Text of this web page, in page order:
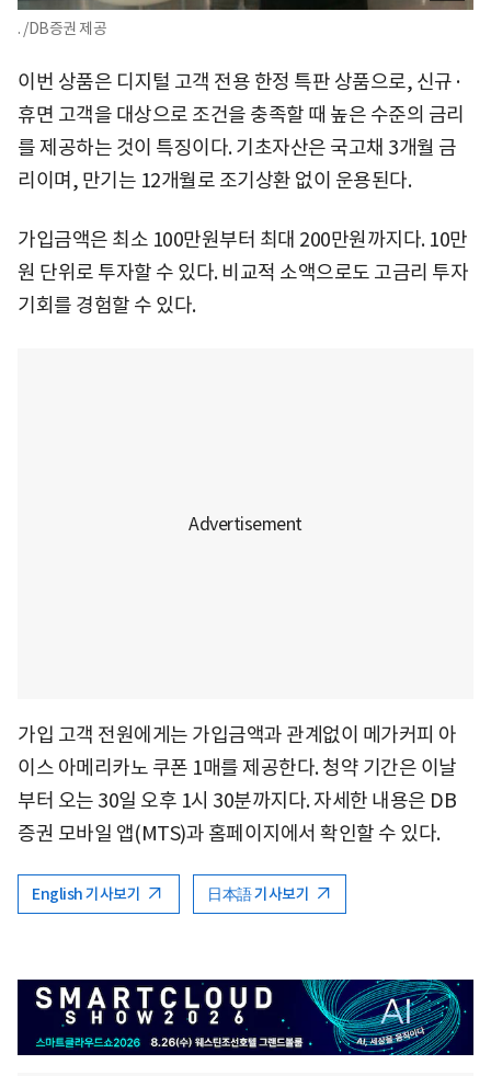
. /DB증권 제공
이번 상품은 디지털 고객 전용 한정 특판 상품으로, 신규·
휴면 고객을 대상으로 조건을 충족할 때 높은 수준의 금리
를 제공하는 것이 특징이다. 기초자산은 국고채 3개월 금
리이며, 만기는 12개월로 조기상환 없이 운용된다.
가입금액은 최소 100만원부터 최대 200만원까지다. 10만
원 단위로 투자할 수 있다. 비교적 소액으로도 고금리 투자
기회를 경험할 수 있다.
가입 고객 전원에게는 가입금액과 관계없이 메가커피 아
이스 아메리카노 쿠폰 1매를 제공한다. 청약 기간은 이날
부터 오는 30일 오후 1시 30분까지다. 자세한 내용은 DB
증권 모바일 앱(MTS)과 홈페이지에서 확인할 수 있다.
English 기사보기 日本語 기사보기